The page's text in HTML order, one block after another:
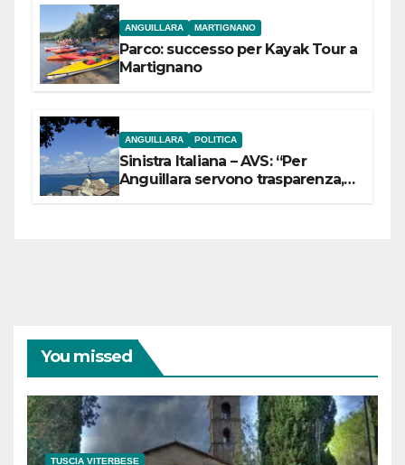
ANGUILLARA MARTIGNANO
Parco: successo per Kayak Tour a
Martignano
ANGUILLARA POLITICA
Sinistra Italiana – AVS: “Per
Anguillara servono trasparenza,
You missed
TUSCIA VITERBESE